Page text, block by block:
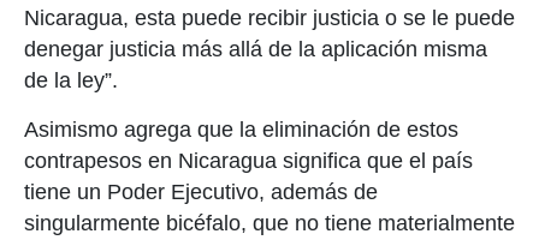
Nicaragua, esta puede recibir justicia o se le puede
denegar justicia más allá de la aplicación misma
de la ley”.
Asimismo agrega que la eliminación de estos
contrapesos en Nicaragua significa que el país
tiene un Poder Ejecutivo, además de
singularmente bicéfalo, que no tiene materialmente